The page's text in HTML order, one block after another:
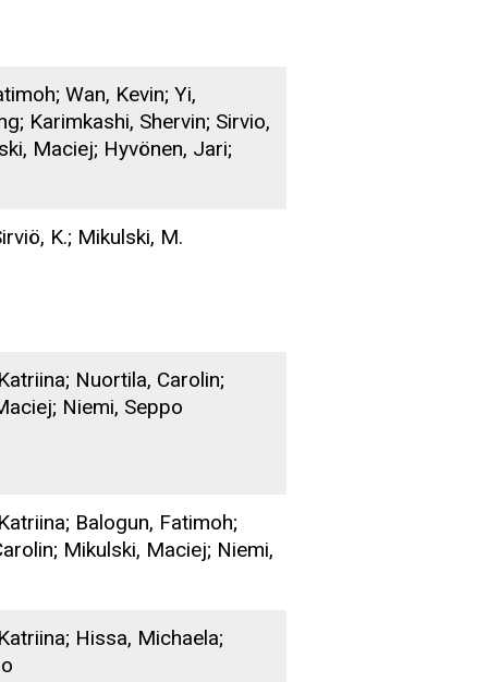
Wan, Kevin; Yi,
Karimkashi, Shervin; Sirvio,
Maciej; Hyvönen, Jari;
K.; Mikulski, M.
Nuortila, Carolin;
Niemi, Seppo
Balogun, Fatimoh;
Mikulski, Maciej; Niemi,
Hissa, Michaela;